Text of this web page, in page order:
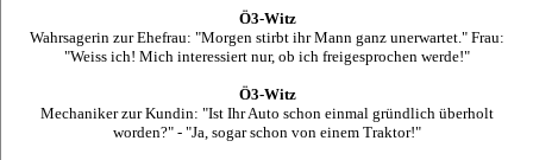
Ö3-Witz
Wahrsagerin zur Ehefrau: "Morgen stirbt ihr Mann ganz unerwartet." Frau:
"Weiss ich! Mich interessiert nur, ob ich freigesprochen werde!"
Ö3-Witz
Mechaniker zur Kundin: "Ist Ihr Auto schon einmal gründlich überholt
worden?" - "Ja, sogar schon von einem Traktor!"